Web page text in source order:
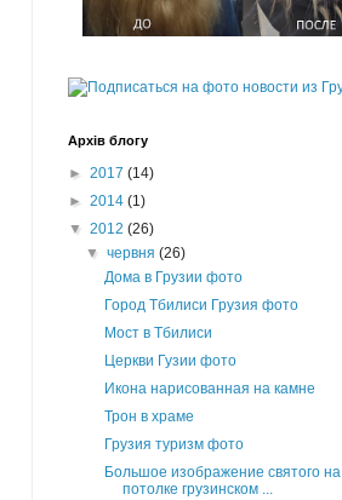
Архів блогу
► 2017 (14)
► 2014 (1)
▼ 2012 (26)
▼червня(26)
Дома в Грузии фото
Город Тбилиси Грузия фото
Мост в Тбилиси
Церкви Гузии фото
Икона нарисованная на камне
Трон в храме
Грузия туризм фото
Большое изображение святого на
потолке грузинском ...